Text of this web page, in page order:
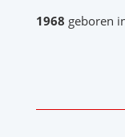
1968 geboren